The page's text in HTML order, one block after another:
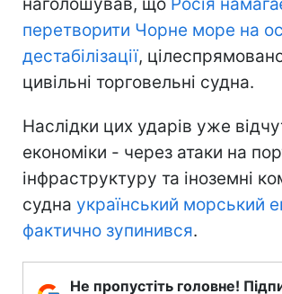
перетворити Чорне море на
дестабілізації,
цивільні торговельні судна.
Наслідки цих ударів уже
економіки - через атаки на
інфраструктуру та іноземні
судна український морський
фактично зупинився.
Не пропустіть головне!